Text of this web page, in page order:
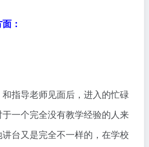
：
指导老师见面后，进入的忙碌
一个完全没有教学经验的人来
台又是完全不一样的，在学校